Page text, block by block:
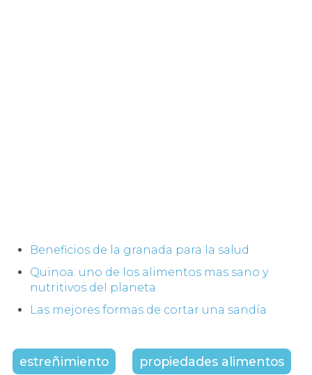
Beneficios de la granada para la salud
Quinoa: uno de los alimentos mas sano y
nutritivos del planeta
Las mejores formas de cortar una sandía
estreñimiento propiedades alimentos